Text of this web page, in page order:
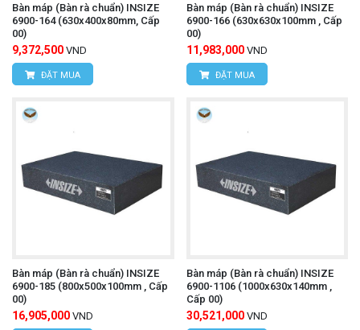
Bàn máp (Bàn rà chuẩn) INSIZE
6900-164 (630x400x80mm, Cấp
00)
9,372,500 VND
ĐẶT MUA
Bàn máp (Bàn rà chuẩn) INSIZE
6900-166 (630x630x100mm , Cấp
00)
11,983,000 VND
ĐẶT MUA
Bàn máp (Bàn rà chuẩn) INSIZE
6900-185 (800x500x100mm , Cấp
00)
16,905,000 VND
Bàn máp (Bàn rà chuẩn) INSIZE
6900-1106 (1000x630x140mm ,
Cấp 00)
30,521,000 VND